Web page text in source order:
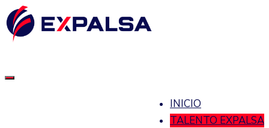
INICIO
TALENTO EXPALSA